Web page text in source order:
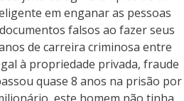
em enganar as pessoas
falsos ao fazer seus
de carreira criminosa entre
à propriedade privada, fraude
quase 8 anos na prisão por